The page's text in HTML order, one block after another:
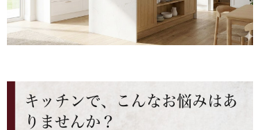
キッチンで、こんなお悩みはあ
りませんか？